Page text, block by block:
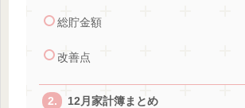
総貯金額
改善点
12月家計簿まとめ